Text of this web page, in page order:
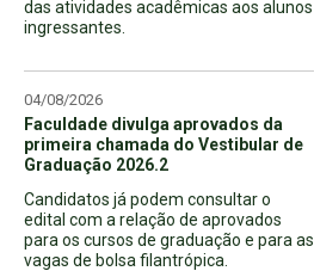
das atividades acadêmicas aos alunos
ingressantes.
04/08/2026
Faculdade divulga aprovados da
primeira chamada do Vestibular de
Graduação 2026.2
Candidatos já podem consultar o
edital com a relação de aprovados
para os cursos de graduação e para as
vagas de bolsa filantrópica.